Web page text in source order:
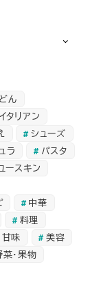
ん
イタリアン
シューズ
ラ
パスタ
ースキン
中華
料理
甘味
美容
菜・果物